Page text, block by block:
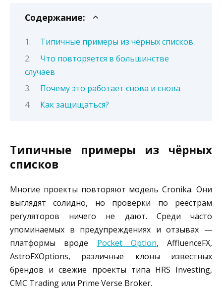
Содержание:
Типичные примеры из чёрных списков
Что повторяется в большинстве
случаев
Почему это работает снова и снова
Как защищаться?
Типичные примеры из чёрных
списков
Многие проекты повторяют модель Cronika. Они
выглядят солидно, но проверки по реестрам
регуляторов ничего не дают. Среди часто
упоминаемых в предупреждениях и отзывах —
платформы вроде Pocket Option, AffluenceFX,
AstroFXOptions, различные клоны известных
брендов и свежие проекты типа HRS Investing,
CMC Trading или Prime Verse Broker.